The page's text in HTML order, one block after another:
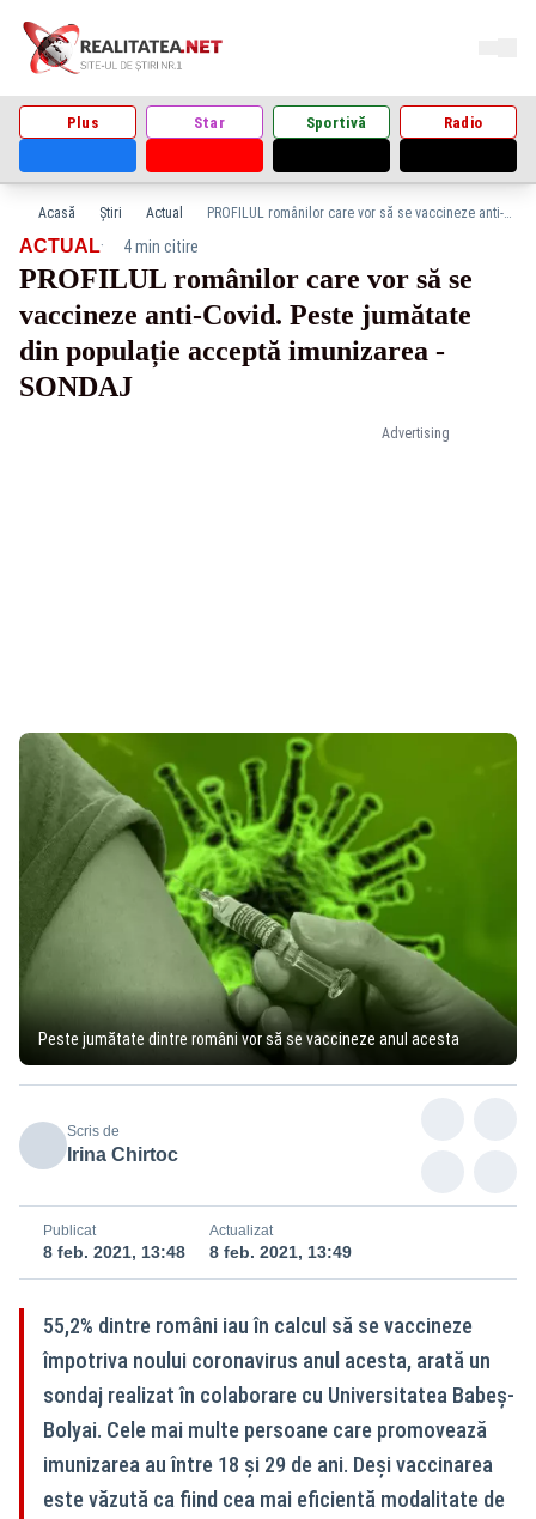
Plus Star Sportivă Radio
Acasă Știri Actual PROFILUL românilor care vor să se vaccineze anti-Covid. Peste jumătate din populație acceptă imunizarea - SONDAJ
Advertising
ACTUAL· 4 min citire
PROFILUL românilor care vor să se
vaccineze anti-Covid. Peste jumătate
din populație acceptă imunizarea -
SONDAJ
Peste jumătate dintre români vor să se vaccineze anul acesta
Scris de
Irina Chirtoc
Publicat
8 feb. 2021, 13:48
Actualizat
8 feb. 2021, 13:49
55,2% dintre români iau în calcul să se vaccineze
împotriva noului coronavirus anul acesta, arată un
sondaj realizat în colaborare cu Universitatea Babeş-
Bolyai. Cele mai multe persoane care promovează
imunizarea au între 18 și 29 de ani. Deși vaccinarea
este văzută ca fiind cea mai eficientă modalitate de